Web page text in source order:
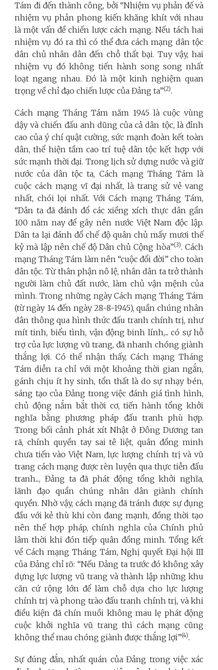
Tám đi đến thành công, bởi “Nhiệm vụ phản đế và
nhiệm vụ phản phong kiến khăng khít với nhau
là một vấn đề chiến lược cách mạng. Nếu tách hai
nhiệm vụ đó ra thì có thể đưa cách mạng dân tộc
dân chủ nhân dân đến chỗ thất bại. Tuy vậy, hai
nhiệm vụ đó không tiến hành song song nhất
loạt ngang nhau. Đó là một kinh nghiệm quan
trọng về chỉ đạo chiến lược của Đảng ta”(2).
Cách mạng Tháng Tám năm 1945 là cuộc vùng
dậy và chiến đấu anh dũng của cả dân tộc, là đỉnh
cao của ý chí quật cường, sức mạnh đoàn kết toàn
dân, thể hiện tầm cao trí tuệ dân tộc kết hợp với
sức mạnh thời đại. Trong lịch sử dựng nước và giữ
nước của dân tộc ta, Cách mạng Tháng Tám là
cuộc cách mạng vĩ đại nhất, là trang sử vẻ vang
nhất, chói lọi nhất. Với Cách mạng Tháng Tám,
“Dân ta đã đánh đổ các xiềng xích thực dân gần
100 năm nay để gây nên nước Việt Nam độc lập.
Dân ta lại đánh đổ chế độ quân chủ mấy mươi thế
kỷ mà lập nên chế độ Dân chủ Cộng hòa”(3). Cách
mạng Tháng Tám làm nên “cuộc đổi đời” cho toàn
dân tộc. Từ thân phận nô lệ, nhân dân ta trở thành
người làm chủ đất nước, làm chủ vận mệnh của
mình. Trong những ngày Cách mạng Tháng Tám
(từ ngày 14 đến ngày 28-8-1945), quần chúng nhân
dân thông qua hình thức đấu tranh chính trị, như
mít tinh, biểu tình, vận động binh lính,... có sự hỗ
trợ của lực lượng vũ trang, đã nhanh chóng giành
thắng lợi. Có thể nhận thấy, Cách mạng Tháng
Tám diễn ra chỉ với một khoảng thời gian ngắn,
gánh chịu ít hy sinh, tổn thất là do sự nhạy bén,
sáng tạo của Đảng trong việc đánh giá tình hình,
chủ động nắm bắt thời cơ, tiến hành tổng khởi
nghĩa bằng phương pháp đấu tranh phù hợp.
Trong bối cảnh phát xít Nhật ở Đông Dương tan
rã, chính quyền tay sai tê liệt, quân đồng minh
chưa tiến vào Việt Nam, lực lượng chính trị và vũ
trang cách mạng được rèn luyện qua thực tiễn đấu
tranh..., Đảng ta đã phát động tổng khởi nghĩa,
lãnh đạo quần chúng nhân dân giành chính
quyền. Nhờ vậy, cách mạng đã tránh được sự đụng
đầu với kẻ thù khi còn đang mạnh, đồng thời tạo
nên thế hợp pháp, chính nghĩa của Chính phủ
lâm thời khi đón tiếp quân đồng minh. Tổng kết
về Cách mạng Tháng Tám, Nghị quyết Đại hội III
của Đảng chỉ rõ: “Nếu Đảng ta trước đó không xây
dựng lực lượng vũ trang và thành lập những khu
căn cứ rộng lớn để làm chỗ dựa cho lực lượng
chính trị và phong trào đấu tranh chính trị, và khi
điều kiện đã chín muồi không mau lẹ phát động
cuộc khởi nghĩa vũ trang thì cách mạng cũng
không thể mau chóng giành được thắng lợi”(4).
Sự đúng đắn, nhất quán của Đảng trong việc xác